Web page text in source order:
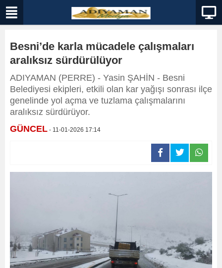
Besni’de karla mücadele çalışmaları
aralıksız sürdürülüyor
ADIYAMAN (PERRE) - Yasin ŞAHİN - Besni
Belediyesi ekipleri, etkili olan kar yağışı sonrası ilçe
genelinde yol açma ve tuzlama çalışmalarını
aralıksız sürdürüyor.
GÜNCEL - 11-01-2026 17:14